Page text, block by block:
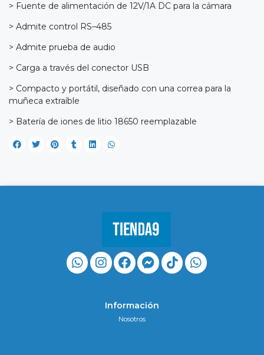
> Fuente de alimentación de 12V/1A DC para la cámara
> Admite control RS–485
> Admite prueba de audio
> Carga a través del conector USB
> Compacto y portátil, diseñado con una correa para la
muñeca extraíble
> Batería de iones de litio 18650 reemplazable
Información
Nosotros